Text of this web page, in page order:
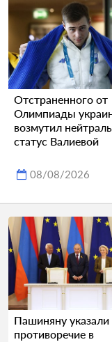
Отстраненного от
Олимпиады
возмутил
статус Валиевой
08/08/2026
Пашиняну указали
противоречие в